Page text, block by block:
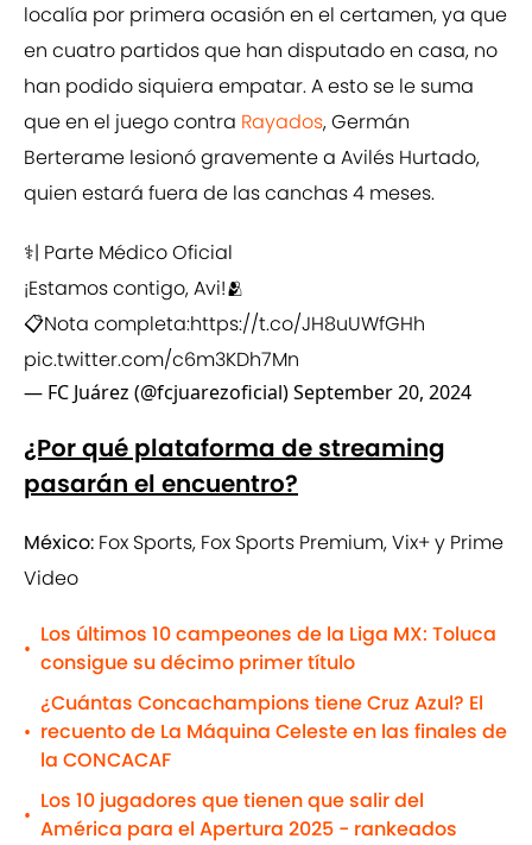
localía por primera ocasión en el certamen, ya que
en cuatro partidos que han disputado en casa, no
han podido siquiera empatar. A esto se le suma
que en el juego contra Rayados, Germán
Berterame lesionó gravemente a Avilés Hurtado,
quien estará fuera de las canchas 4 meses.
⚕️| Parte Médico Oficial
¡Estamos contigo, Avi!🫂
📋Nota completa:https://t.co/JH8uUWfGHh
pic.twitter.com/c6m3KDh7Mn
— FC Juárez (@fcjuarezoficial)September 20, 2024
¿Por qué plataforma de streaming
pasarán el encuentro?
México: Fox Sports, Fox Sports Premium, Vix+ y Prime
Video
•
Los últimos 10 campeones de la Liga MX: Toluca
consigue su décimo primer título
•
¿Cuántas Concachampions tiene Cruz Azul? El
recuento de La Máquina Celeste en las finales de
la CONCACAF
•
Los 10 jugadores que tienen que salir del
América para el Apertura 2025 - rankeados